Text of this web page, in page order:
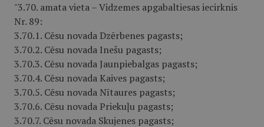
"3.70. amata vieta – Vidzemes apgabaltiesas iecirknis
Nr. 89:
3.70.1. Cēsu novada Dzērbenes pagasts;
3.70.2. Cēsu novada Inešu pagasts;
3.70.3. Cēsu novada Jaunpiebalgas pagasts;
3.70.4. Cēsu novada Kaives pagasts;
3.70.5. Cēsu novada Nītaures pagasts;
3.70.6. Cēsu novada Priekuļu pagasts;
3.70.7. Cēsu novada Skujenes pagasts;